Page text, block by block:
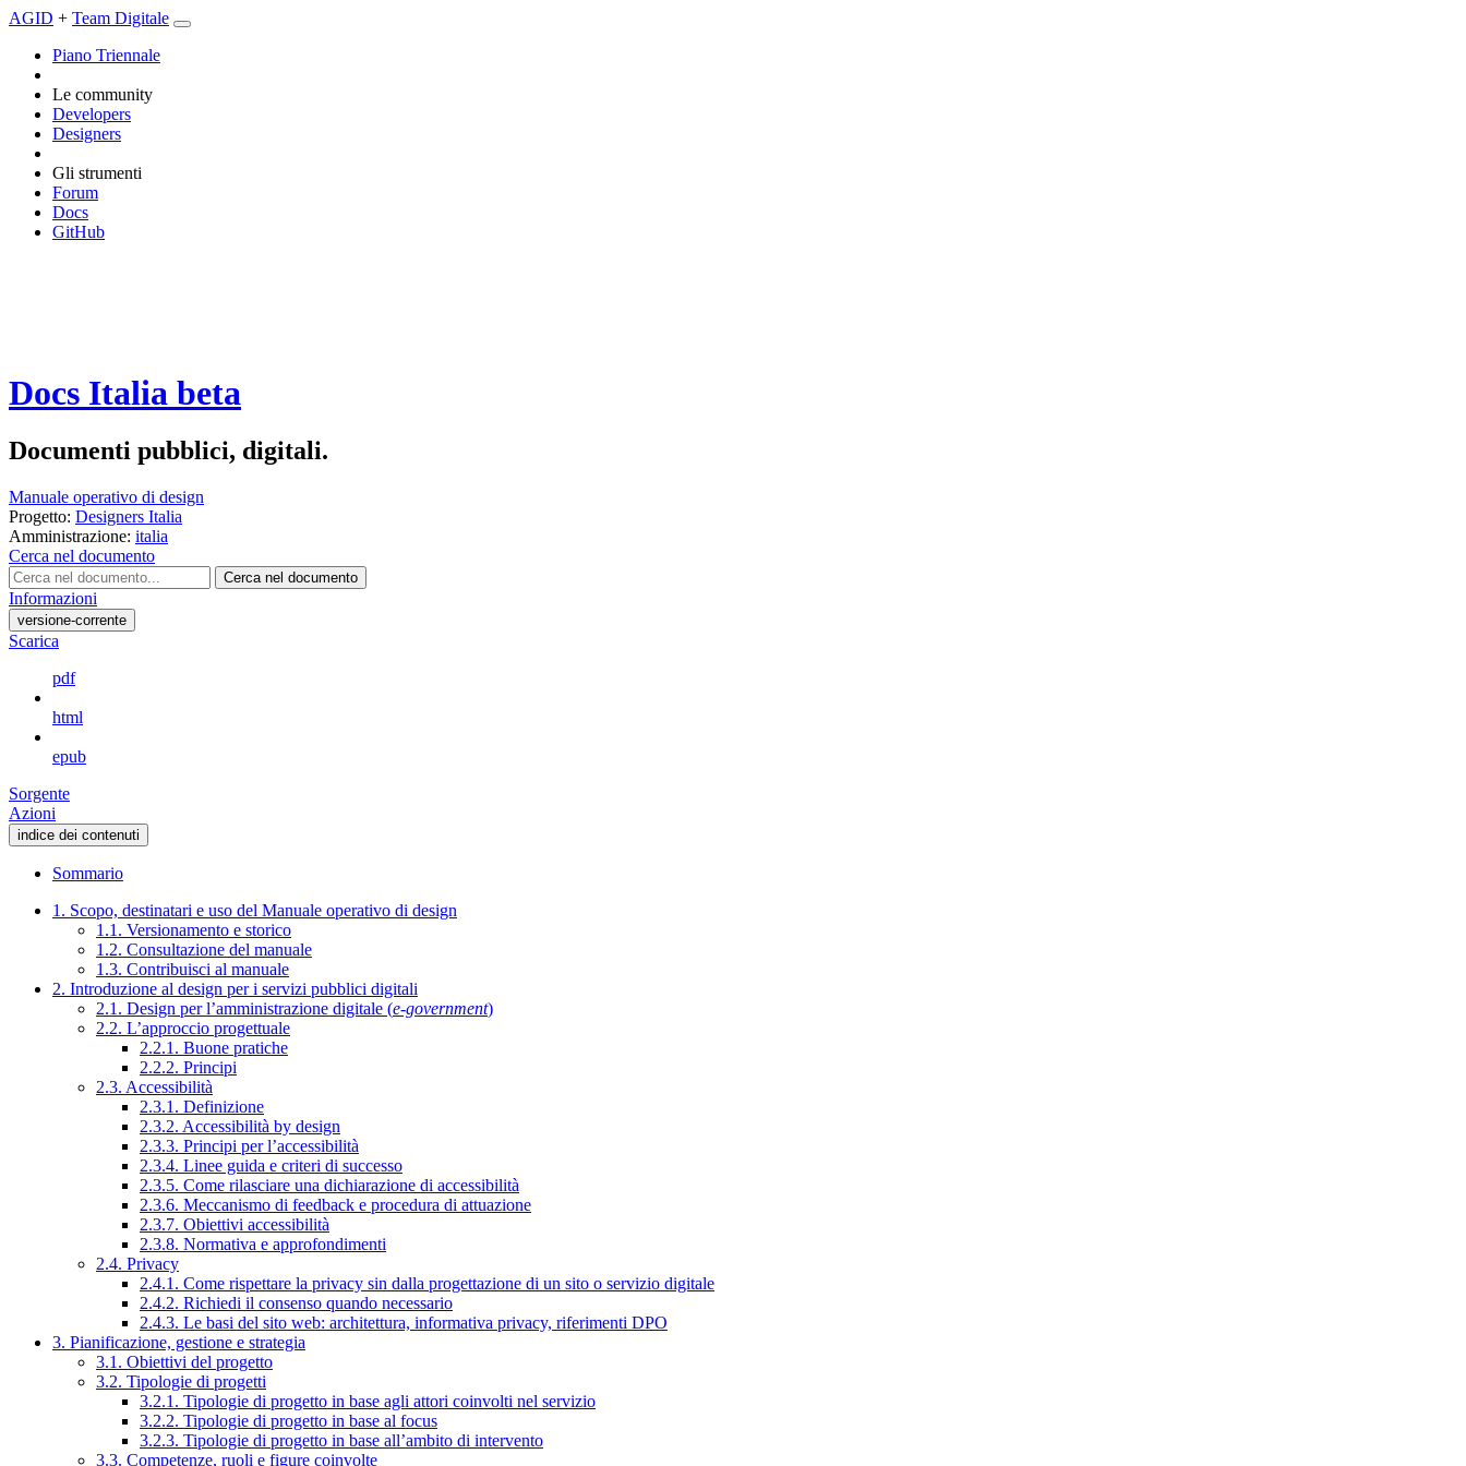
AGID + Team Digitale
Piano Triennale
Le community
Developers
Designers
Gli strumenti
Forum
Docs
GitHub
Docs Italia beta
Documenti pubblici, digitali.
Manuale operativo di design
Progetto: Designers Italia
Amministrazione: italia
Cerca nel documento
Cerca nel documento
Informazioni
versione-corrente
Scarica
pdf
html
epub
Sorgente
Azioni
indice dei contenuti
Sommario
1. Scopo, destinatari e uso del Manuale operativo di design
1.1. Versionamento e storico
1.2. Consultazione del manuale
1.3. Contribuisci al manuale
2. Introduzione al design per i servizi pubblici digitali
2.1. Design per l’amministrazione digitale (e-government)
2.2. L’approccio progettuale
2.2.1. Buone pratiche
2.2.2. Principi
2.3. Accessibilità
2.3.1. Definizione
2.3.2. Accessibilità by design
2.3.3. Principi per l’accessibilità
2.3.4. Linee guida e criteri di successo
2.3.5. Come rilasciare una dichiarazione di accessibilità
2.3.6. Meccanismo di feedback e procedura di attuazione
2.3.7. Obiettivi accessibilità
2.3.8. Normativa e approfondimenti
2.4. Privacy
2.4.1. Come rispettare la privacy sin dalla progettazione di un sito o servizio digitale
2.4.2. Richiedi il consenso quando necessario
2.4.3. Le basi del sito web: architettura, informativa privacy, riferimenti DPO
3. Pianificazione, gestione e strategia
3.1. Obiettivi del progetto
3.2. Tipologie di progetti
3.2.1. Tipologie di progetto in base agli attori coinvolti nel servizio
3.2.2. Tipologie di progetto in base al focus
3.2.3. Tipologie di progetto in base all’ambito di intervento
3.3. Competenze, ruoli e figure coinvolte